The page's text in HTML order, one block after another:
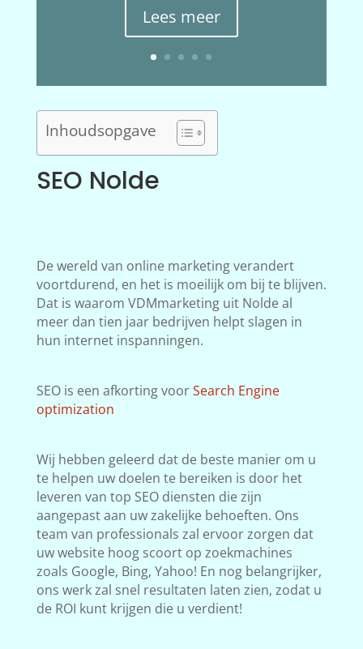
Lees meer
Inhoudsopgave
SEO Nolde
De wereld van online marketing verandert
voortdurend, en het is moeilijk om bij te blijven.
Dat is waarom VDMmarketing uit Nolde al
meer dan tien jaar bedrijven helpt slagen in
hun internet inspanningen.
SEO is een afkorting voorSearch Engine
optimization
Wij hebben geleerd dat de beste manier om u
te helpen uw doelen te bereiken is door het
leveren van top SEO diensten die zijn
aangepast aan uw zakelijke behoeften. Ons
team van professionals zal ervoor zorgen dat
uw website hoog scoort op zoekmachines
zoals Google, Bing, Yahoo! En nog belangrijker,
ons werk zal snel resultaten laten zien, zodat u
de ROI kunt krijgen die u verdient!